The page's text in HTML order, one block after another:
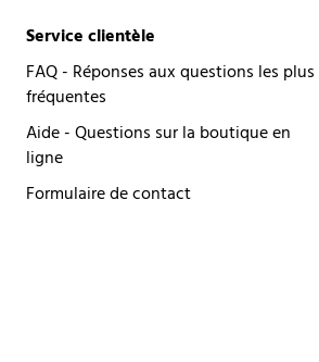
Service clientèle
FAQ - Réponses aux questions les plus
fréquentes
Aide - Questions sur la boutique en
ligne
Formulaire de contact